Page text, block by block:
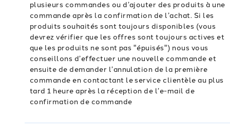
plusieurs commandes ou d’ajouter des produits à une
commande après la confirmation de l’achat. Si les
produits souhaités sont toujours disponibles (vous
devrez vérifier que les offres sont toujours actives et
que les produits ne sont pas "épuisés") nous vous
conseillons d’effectuer une nouvelle commande et
ensuite de demander l’annulation de la première
commande en contactant le service clientèle au plus
tard 1 heure après la réception de l’e-mail de
confirmation de commande